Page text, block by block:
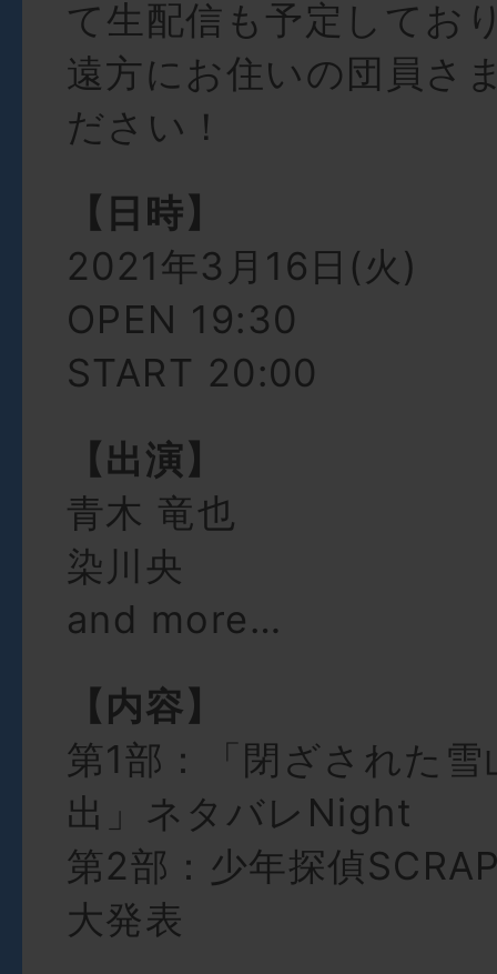
て生配信も予定してお
遠方にお住いの団員さ
ださい！
【日時】
2021年3月16日(火)
OPEN 19:30
START 20:00
【出演】
青木 竜也
染川央
and more…
【内容】
第1部：「閉ざされた
出」ネタバレNight
第2部：少年探偵
大発表